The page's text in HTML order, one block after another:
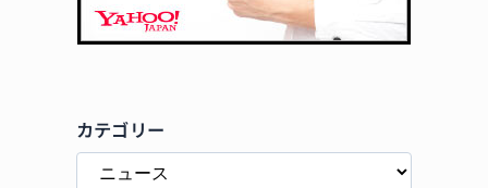
カテゴリー